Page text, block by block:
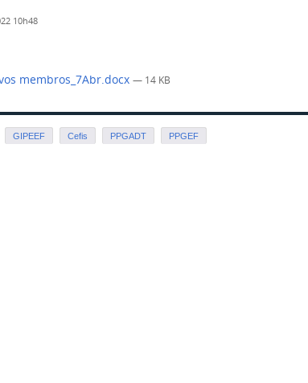
10h48
membros_7Abr.docx— 14 KB
GIPEEF Cefis PPGADT PPGEF